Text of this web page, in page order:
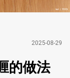
2025-08-29
的做法